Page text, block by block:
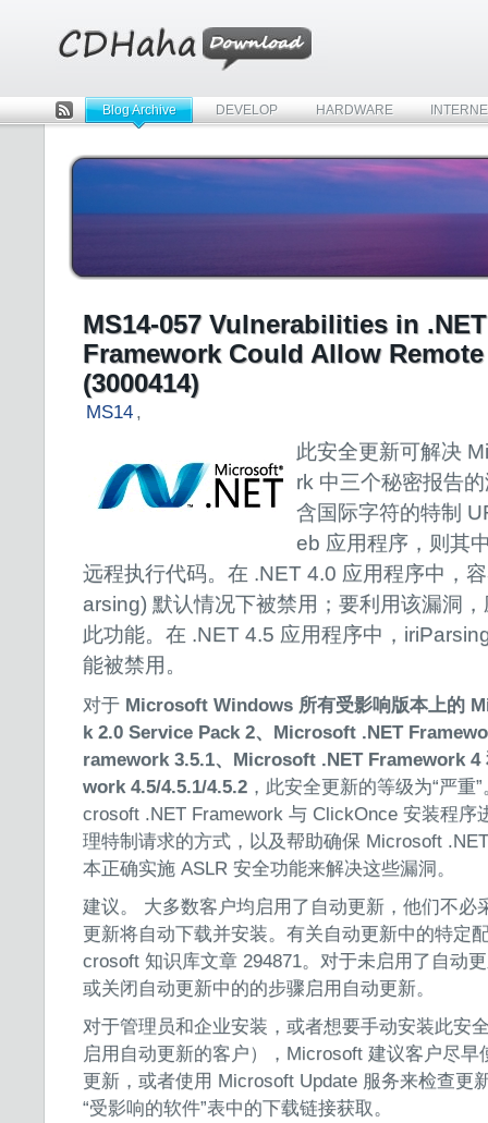
Rss
Blog Archive DEVELOP HARDWARE
MS14-057 Vulnerabilities in .NET
Framework Could Allow
(3000414)
MS14 ,
此安全更新可解决
rk 中三个秘密报告
含国际字符的特制
eb 应用程序，则其
远程执行代码。在 .NET 4.0 应用程序中，
arsing) 默认情况下被禁用；要利用该漏洞
此功能。在 .NET 4.5 应用程序中，
能被禁用。
对于 Microsoft Windows 所有受影响版本上的
k 2.0 Service Pack 2、Microsoft .NET
ramework 3.5.1、Microsoft .NET Framework
work 4.5/4.5.1/4.5.2 ，此安全更新的等级为“严
crosoft .NET Framework 与 ClickOnce 安装程序
理特制请求的方式，以及帮助确保 Microsoft
本正确实施 ASLR 安全功能来解决这些漏洞。
建议。 大多数客户均启用了自动更新，他们不必
更新将自动下载并安装。有关自动更新中的特定
crosoft 知识库文章 294871。对于未启用了自动
或关闭自动更新中的的步骤启用自动更新。
对于管理员和企业安装，或者想要手动安装此安
启用自动更新的客户），Microsoft 建议客户尽
更新，或者使用 Microsoft Update 服务来检查更
“受影响的软件”表中的下载链接获取。